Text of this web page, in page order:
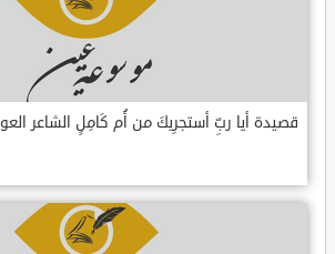
قصيدة أيا ربِّ أستجرِيكَ من أُم كَامِلٍ الشاعر